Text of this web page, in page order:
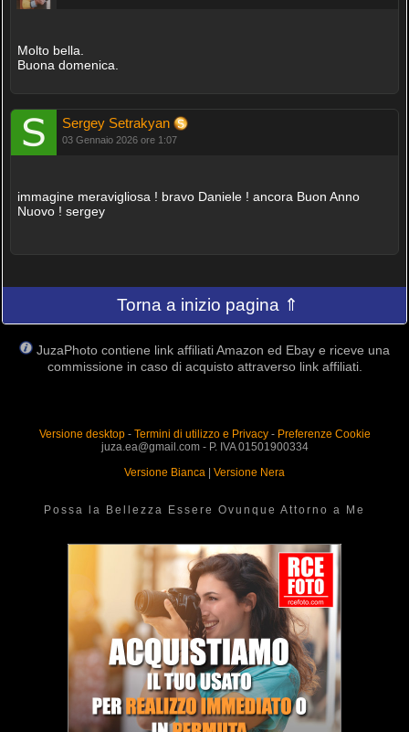
Molto bella.
Buona domenica.
Sergey Setrakyan
03 Gennaio 2026 ore 1:07
immagine meravigliosa ! bravo Daniele ! ancora Buon Anno
Nuovo ! sergey
Torna a inizio pagina ⇑
JuzaPhoto contiene link affiliati Amazon ed Ebay e riceve una
commissione in caso di acquisto attraverso link affiliati.
Versione desktop- Termini di utilizzo e Privacy- Preferenze Cookie
juza.ea@gmail.com - P. IVA 01501900334
Versione Bianca
Versione Nera
Possa la Bellezza Essere Ovunque Attorno a Me